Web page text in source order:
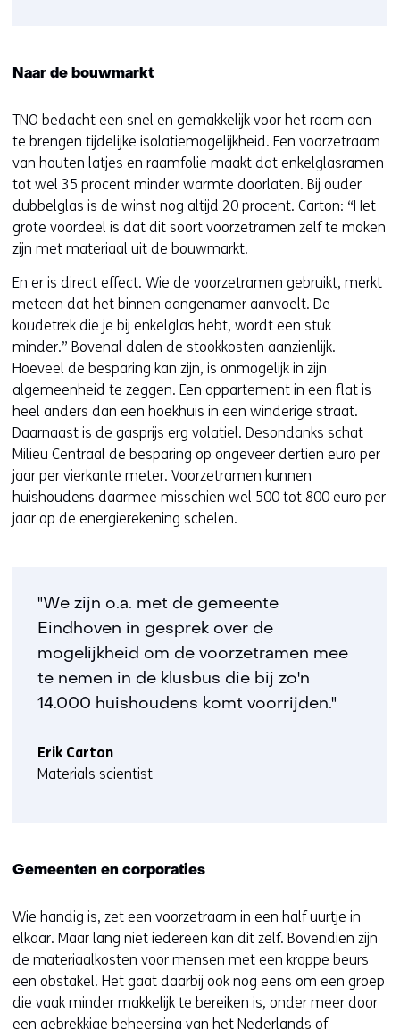
Naar de bouwmarkt
TNO bedacht een snel en gemakkelijk voor het raam aan
te brengen tijdelijke isolatiemogelijkheid. Een voorzetraam
van houten latjes en raamfolie maakt dat enkelglasramen
tot wel 35 procent minder warmte doorlaten. Bij ouder
dubbelglas is de winst nog altijd 20 procent. Carton: “Het
grote voordeel is dat dit soort voorzetramen zelf te maken
zijn met materiaal uit de bouwmarkt.
En er is direct effect. Wie de voorzetramen gebruikt, merkt
meteen dat het binnen aangenamer aanvoelt. De
koudetrek die je bij enkelglas hebt, wordt een stuk
minder.” Bovenal dalen de stookkosten aanzienlijk.
Hoeveel de besparing kan zijn, is onmogelijk in zijn
algemeenheid te zeggen. Een appartement in een flat is
heel anders dan een hoekhuis in een winderige straat.
Daarnaast is de gasprijs erg volatiel. Desondanks schat
Milieu Centraal de besparing op ongeveer dertien euro per
jaar per vierkante meter. Voorzetramen kunnen
huishoudens daarmee misschien wel 500 tot 800 euro per
jaar op de energierekening schelen.
"We zijn o.a. met de gemeente
Eindhoven in gesprek over de
mogelijkheid om de voorzetramen mee
te nemen in de klusbus die bij zo'n
14.000 huishoudens komt voorrijden."
Erik Carton
Materials scientist
Gemeenten en corporaties
Wie handig is, zet een voorzetraam in een half uurtje in
elkaar. Maar lang niet iedereen kan dit zelf. Bovendien zijn
de materiaalkosten voor mensen met een krappe beurs
een obstakel. Het gaat daarbij ook nog eens om een groep
die vaak minder makkelijk te bereiken is, onder meer door
een gebrekkige beheersing van het Nederlands of